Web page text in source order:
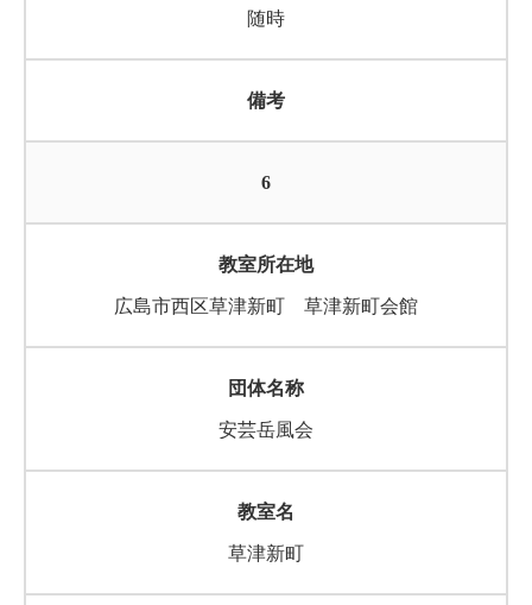
随時
6
広島市西区草津新町 草津新町会館
安芸岳風会
草津新町